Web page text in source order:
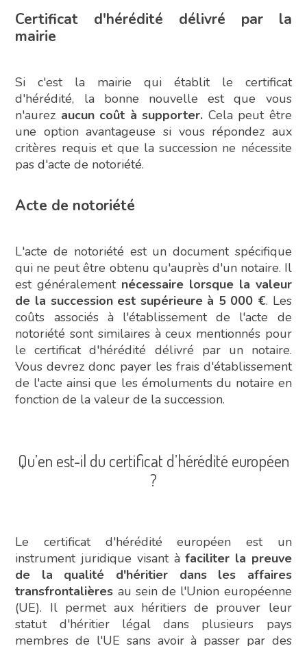
Certificat d'hérédité délivré par la
mairie
Si c'est la mairie qui établit le certificat
d'hérédité, la bonne nouvelle est que vous
n'aurez aucun coût à supporter. Cela peut être
une option avantageuse si vous répondez aux
critères requis et que la succession ne nécessite
pas d'acte de notoriété.
Acte de notoriété
L'acte de notoriété est un document spécifique
qui ne peut être obtenu qu'auprès d'un notaire. Il
est généralement nécessaire lorsque la valeur
de la succession est supérieure à 5 000 €. Les
coûts associés à l'établissement de l'acte de
notoriété sont similaires à ceux mentionnés pour
le certificat d'hérédité délivré par un notaire.
Vous devrez donc payer les frais d'établissement
de l'acte ainsi que les émoluments du notaire en
fonction de la valeur de la succession.
Qu’en est-il du certificat d’hérédité européen
?
Le certificat d'hérédité européen est un
instrument juridique visant àfaciliter la preuve
de la qualité d'héritier dans les affaires
transfrontalières au sein de l'Union européenne
(UE). Il permet aux héritiers de prouver leur
statut d'héritier légal dans plusieurs pays
membres de l'UE sans avoir à passer par des